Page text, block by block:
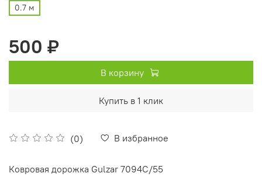
(0) В избранное
0.7 м
500 ₽
В корзину
Купить в 1 клик
Ковровая дорожка Gulzar 7094C/55